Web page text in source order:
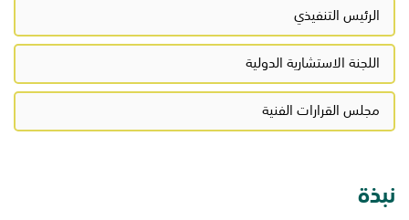
الرئيس التنفيذي
اللجنة الاستشارية الدولية
مجلس القرارات الفنية
نبذة